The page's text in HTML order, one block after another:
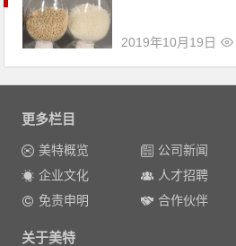
2019年10月19日
更多栏目
美特概览 公司新闻
企业文化
人才招聘
免责申明
合作伙伴
关于美特